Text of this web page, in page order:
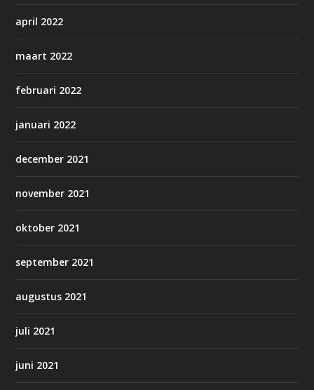
april 2022
maart 2022
februari 2022
januari 2022
december 2021
november 2021
oktober 2021
september 2021
augustus 2021
juli 2021
juni 2021